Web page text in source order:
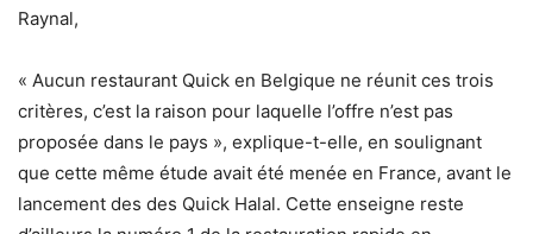
Raynal,
« Aucun restaurant Quick en Belgique ne réunit ces trois
critères, c’est la raison pour laquelle l’offre n’est pas
proposée dans le pays », explique-t-elle, en soulignant
que cette même étude avait été menée en France, avant le
lancement des des Quick Halal. Cette enseigne reste